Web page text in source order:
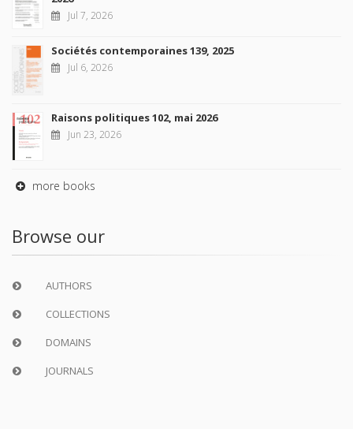
Jul 7, 2026
Sociétés contemporaines 139, 2025
Jul 6, 2026
Raisons politiques 102, mai 2026
Jun 23, 2026
more books
Browse our
AUTHORS
COLLECTIONS
DOMAINS
JOURNALS